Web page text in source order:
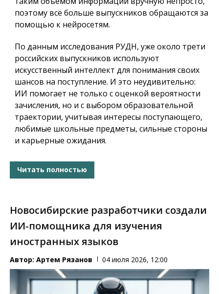
поэтому всё больше выпускников обращаются за
помощью к нейросетям.
По данным исследования РУДН, уже около трети
российских выпускников используют
искусственный интеллект для понимания своих
шансов на поступление. И это неудивительно:
ИИ помогает не только с оценкой вероятности
зачисления, но и с выбором образовательной
траектории, учитывая интересы поступающего,
любимые школьные предметы, сильные стороны
и карьерные ожидания.
Читать полностью
Новосибирские разработчики создали
ИИ-помощника для изучения
иностранных языков
Автор: Артем Рязанов 04 июля 2026, 12:00